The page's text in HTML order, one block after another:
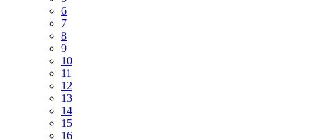
6
7
8
9
10
11
12
13
14
15
16